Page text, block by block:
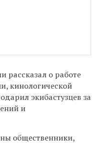
рассказало работе
кинологической
экибастузцев за
и
общественники,